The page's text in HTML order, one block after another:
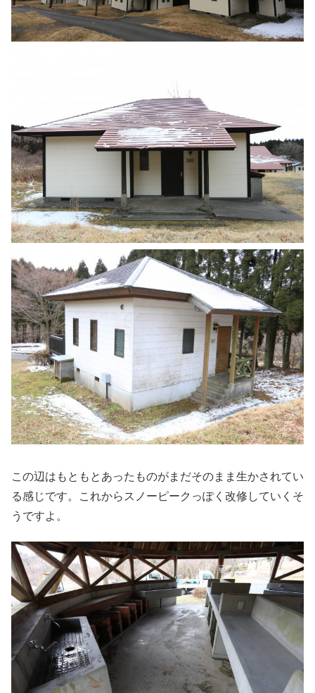
この辺はもともとあったものがまだそのまま生かされてい
る感じです。これからスノーピークっぽく改修していくそ
うですよ。